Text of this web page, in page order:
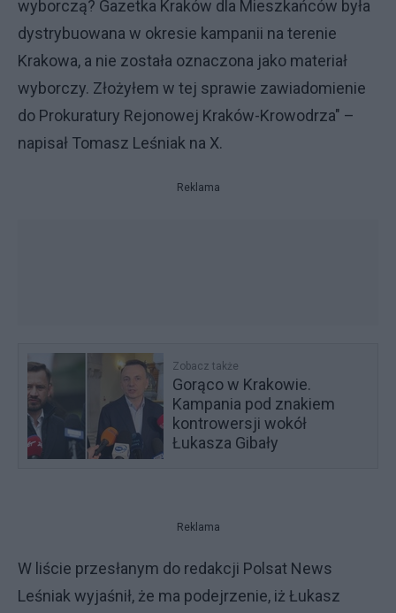
wyborczą? Gazetka Kraków dla Mieszkańców była
dystrybuowana w okresie kampanii na terenie
Krakowa, a nie została oznaczona jako materiał
wyborczy. Złożyłem w tej sprawie zawiadomienie
do Prokuratury Rejonowej Kraków-Krowodrza" –
napisał Tomasz Leśniak na X.
Reklama
Zobacz także
Gorąco w Krakowie.
Kampania pod znakiem
kontrowersji wokół
Łukasza Gibały
Reklama
W liście przesłanym do redakcji Polsat News
Leśniak wyjaśnił, że ma podejrzenie, iż Łukasz